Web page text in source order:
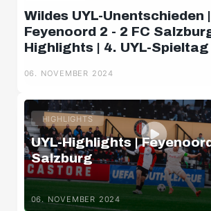
Wildes UYL-Unentschieden |
Feyenoord 2 - 2 FC
Highlights | 4. UYL-Spieltag
06. NOVEMBER 2024
HIGHLIGHTS
UYL-Highlights |
Salzburg
06. NOVEMBER 2024